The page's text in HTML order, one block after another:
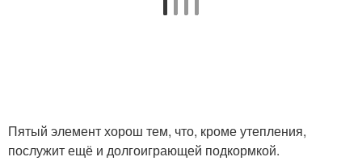
Пятый элемент хорош тем, что, кроме утепления,
послужит ещё и долгоиграющей подкормкой.